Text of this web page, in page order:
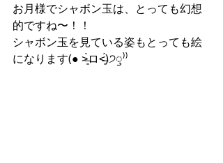
お月様でシャボン玉は、とっても幻想
的ですね〜！！
シャボン玉を見ている姿もとっても絵
になります(● ˃̶͈̀ロ˂̶͈́)੭ꠥ⁾⁾